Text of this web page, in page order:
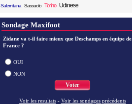
Salernitana Sassuolo Torino Udinese
Sondage Maxifoot
Zidane va t-il faire mieux que Deschamps en équipe de
France ?
OUI
NON
Voter
Voir les resultats - Voir les sondages précédents